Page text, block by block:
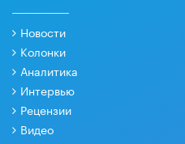
Новости
Колонки
Аналитика
Интервью
Рецензии
Видео